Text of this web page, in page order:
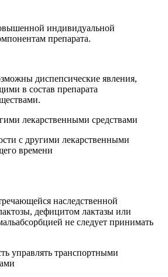
индивидуальной
препарата.
диспепсические явления,
в состав препарата
лекарственными средствами
с другими лекарственными
времени
наследственной
дефицитом лактазы или
не следует принимать
управлять транспортными